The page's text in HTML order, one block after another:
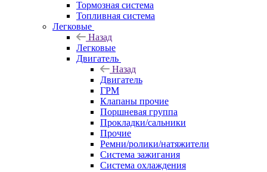
Тормозная система
Топливная система
Легковые
Назад
Легковые
Двигатель
Назад
Двигатель
ГРМ
Клапаны прочие
Поршневая группа
Прокладки/сальники
Прочие
Ремни/ролики/натяжители
Система зажигания
Система охлаждения